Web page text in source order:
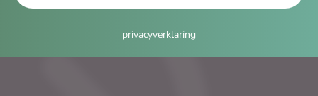
privacyverklaring